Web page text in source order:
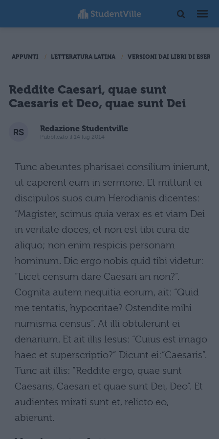
APPUNTI LETTERATURA LATINA VERSIONI DAI LIBRI DI
Reddite Caesari, quae sunt
Caesaris et Deo, quae sunt Dei
Redazione Studentville
Pubblicato il 14 lug 2014
Tunc abeuntes pharisaei consilium inierunt,
ut caperent eum in sermone. Et mittunt ei
discipulos suos cum Herodianis dicentes:
“Magister, scimus quia verax es et viam Dei
in veritate doces, et non est tibi cura de
aliquo; non enim respicis personam
hominum. Dic ergo nobis quid tibi videtur:
“Licet censum dare Caesari an non?”.
Cognita autem nequitia eorum, ait: “Quid
me tentatis, hypocritae? Ostendite mihi
numisma census”. At illi obtulerunt ei
denarium. Et ait illis Iesus: “Cuius est imago
haec et superscriptio?” Dicunt ei:”Caesaris”.
Tunc ait illis: “Reddite ergo, quae sunt
Caesaris, Caesari et quae sunt Dei, Deo”. Et
audientes mirati sunt et, relicto eo,
abierunt.